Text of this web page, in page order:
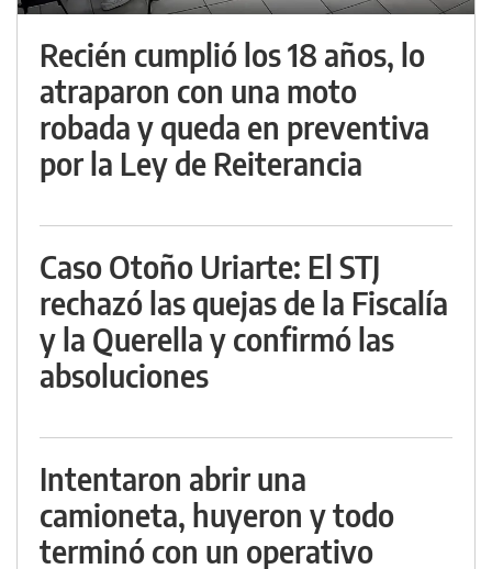
Recién cumplió los 18 años, lo
atraparon con una moto
robada y queda en preventiva
por la Ley de Reiterancia
Caso Otoño Uriarte: El STJ
rechazó las quejas de la Fiscalía
y la Querella y confirmó las
absoluciones
Intentaron abrir una
camioneta, huyeron y todo
terminó con un operativo